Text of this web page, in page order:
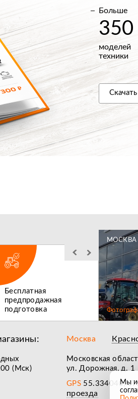
Больше
350
моделей
техники
Скачать
Бесплатная
предпродажная
подготовка
МОСКВА
Москва
(Мск)
Московская
ул. Дорожная, д. 1
GPS 55.334040,
проезда
Мы